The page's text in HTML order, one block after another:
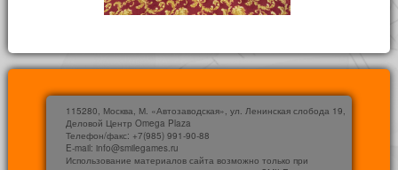
115280, Москва, М. «Автозаводская», ул. Ленинская слобода 19,
Деловой Центр Omega Plaza
Телефон/факс: +7(985) 991-90-88
E-mail: info@smilegames.ru
Использование материалов сайта возможно только при